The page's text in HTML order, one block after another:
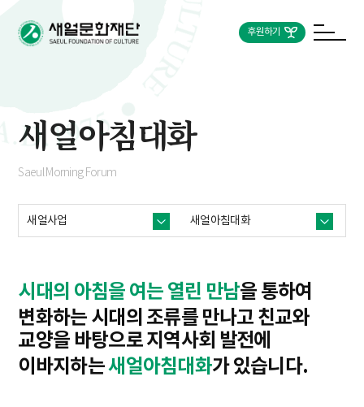
후원하기
새얼아침대화
Saeul Morning Forum
새얼사업 새얼아침대화
시대의 아침을 여는 열린 만남을 통하여
변화하는 시대의 조류를 만나고 친교와
교양을 바탕으로지역사회 발전에
이바지하는새얼아침대화가 있습니다.